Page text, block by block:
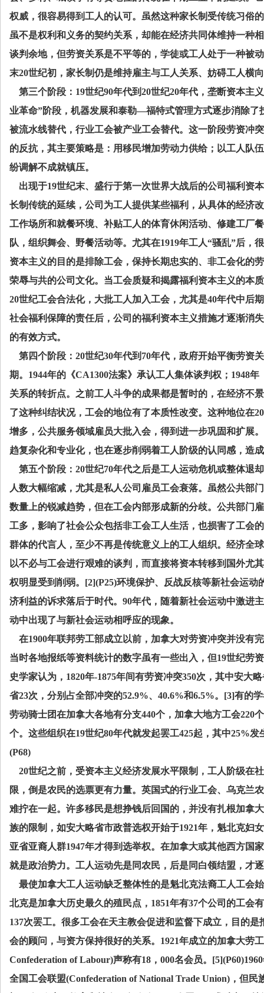
权威，很容易得到工人的认可。虽然这种家长制受传统习俗
虽不是权利和义务的契约关系，却能在经济共同体维持一种
谈判余地，但劳资关系是不平等的，学徒或工人处于一种被
末20世纪初，家长制仍是维持雇主与工人关系、妨碍工人横
第三个阶段： 19世纪90年代到20世纪20年代，垄断资本主
业革命”阶段，机器发展和泰勒—福特式管理方式逐步消除了
被流水线替代，行业工会被产业工会替代。这一阶段劳资冲
的反抗，其主要策略是：用移民增加劳动力供给；以工人队
纷调解不成就镇压。
出现于19世纪末、盛行于第一次世界大战后的公司福利资
长制传统的延续，公司为工人提供某些福利，从具体的经济
工作场所和就餐环境、补贴工人的体育休闲活动、修建工厂
队，组织舞会、野餐活动等。尤其在1919年工人“骚乱”后，
资本主义的目的是排除工会，保持长期忠实的、非工会化的
荣辱与共的公司文化。当工会质疑和揭露福利资本主义的本
20世纪工会合法化，大批工人加入工会，尤其是40年代中后
社会福利保障的责任后，公司的福利资本主义措施才逐渐消
的有效方式。
第四个阶段： 20世纪30年代到 70年代，政府开始平衡劳资
期。 1944年的《CA1300法案》承认工人集体谈判权； 1948年
关系的转折点。之前工人斗争的成果都是暂时的，在经济不
了这种纠结状况，工会的地位有了本质性改变。这种地位在20
增多，公共服务领域雇员大批入会，得到进一步巩固和扩展
趋复杂化和专业化，也在逐步削弱着工人阶级的认同感，造
第五个阶段： 20世纪70年代之后是工人运动危机或整体退
人数大幅缩减，尤其是私人公司雇员工会衰落。虽然公共部
数量上的锐减趋势，但在工会内部形成新的分歧。公共部门
工多，影响了社会公众包括非工会工人生活，也损害了工会
群体的代言人，至少不再是传统意义上的工人组织。经济全
以不必与工会进行艰难的谈判，而直接将资本转移到国外尤
权明显受到削弱。 [2](P25)环境保护、反战反核等新社会运动
济利益的诉求落后于时代。 90年代，随着新社会运动中激进
动中出现了与新社会运动相呼应的现象。
在1900年联邦劳工部成立以前，加拿大对劳资冲突并没有
当时各地报纸等资料统计的数字虽有一些出入，但19世纪劳
史学家认为， 1820年-1875年间有劳资冲突350次，其中安大略
省23次，分别占全部冲突的52.9%、 40.6%和6.5%。 [3]有的
劳动骑士团在加拿大各地有分支440个，加拿大地方工会220
个。这些组织在19世纪80年代就发起罢工425起，其中25%发
(P68)
20世纪之前，受资本主义经济发展水平限制，工人阶级在
限，倒是农民的选票更有力量。英国式的行业工会、乌克兰
难拧在一起。许多移民是想挣钱后回国的，并没有扎根加拿
族的限制，如安大略省市政普选权开始于1921年，魁北克妇女
亚省亚裔人群1947年才得到选举权。在加拿大或其他西方国
就是政治势力。工人运动先是同农民，后是同白领结盟，才
最使加拿大工人运动缺乏整体性的是魁北克法裔工人工会
北克是加拿大历史最久的殖民点， 1851年有37个公司的工会有
137次罢工。很多工会在天主教会促进和监督下成立，目的
会的顾问，与资方保持很好的关系。 1921年成立的加拿大劳
Confederation of Labour)声称有18 ， 000名会员。 [5](P60)1960
全国工会联盟(Confederation of National Trade Union) ，但民